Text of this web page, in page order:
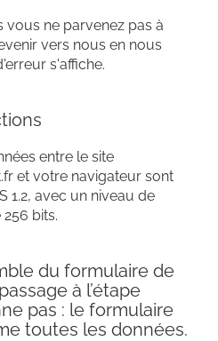
ne parvenez pas à
vers nous en nous
s'affiche.
entre le site
et votre navigateur sont
1.2, avec un niveau de
bits.
du formulaire de
à l’étape
pas : le formulaire
toutes les données.